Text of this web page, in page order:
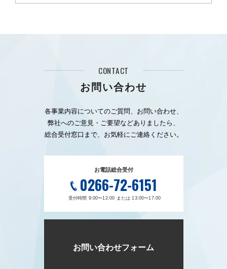
CONTACT
お問い合わせ
各事業内容についてのご質問、お問い合わせ、
弊社へのご意見・ご要望などありましたら、
総合受付窓口まで、お気軽にご連絡ください。
お電話総合受付
0266-72-6151
受付時間 9:00〜12:00 または 13:00〜17:00
お問い合わせフォーム